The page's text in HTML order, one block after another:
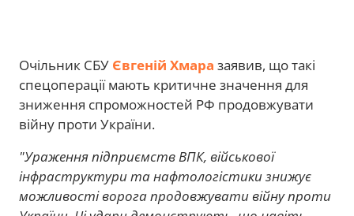
Очільник СБУ Євгеній Хмара заявив, що такі
спецоперації мають критичне значення для
зниження спроможностей РФ продовжувати
війну проти України.
"Ураження підприємств ВПК, військової
інфраструктури та нафтологістики знижує
можливості ворога продовжувати війну проти